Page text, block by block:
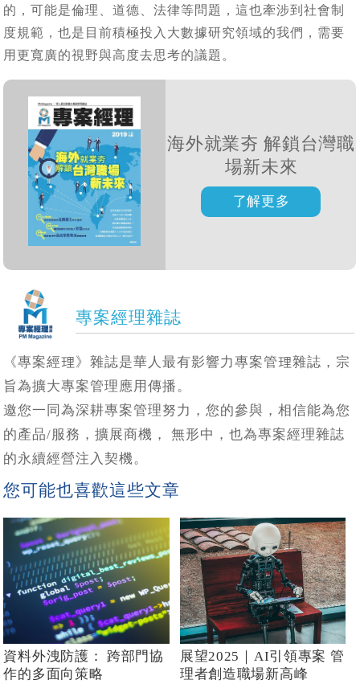
的，可能是倫理、道德、法律等問題，這也牽涉到社會制
度規範，也是目前積極投入大數據研究領域的我們，需要
用更寬廣的視野與高度去思考的議題。
海外就業夯 解鎖台灣職
場新未來
專案經理雜誌
《專案經理》雜誌是華人最有影響力專案管理雜誌，宗
旨為擴大專案管理應用傳播。
邀您一同為深耕專案管理努力，您的參與，相信能為您
的產品/服務，擴展商機， 無形中，也為專案經理雜誌
的永續經營注入契機。
您可能也喜歡這些文章
資料外洩防護： 跨部門協
作的多面向策略
展望2025｜AI引領專案 管
理者創造職場新高峰